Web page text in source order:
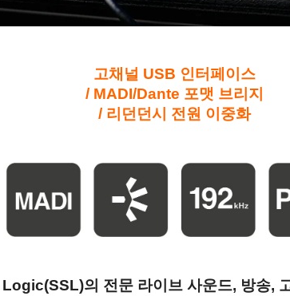
고채널 USB 인터페이스
/ MADI/Dante 포맷 브리지
/ 리던던시 전원 이중화
의 전문 라이브 사운드, 방송,